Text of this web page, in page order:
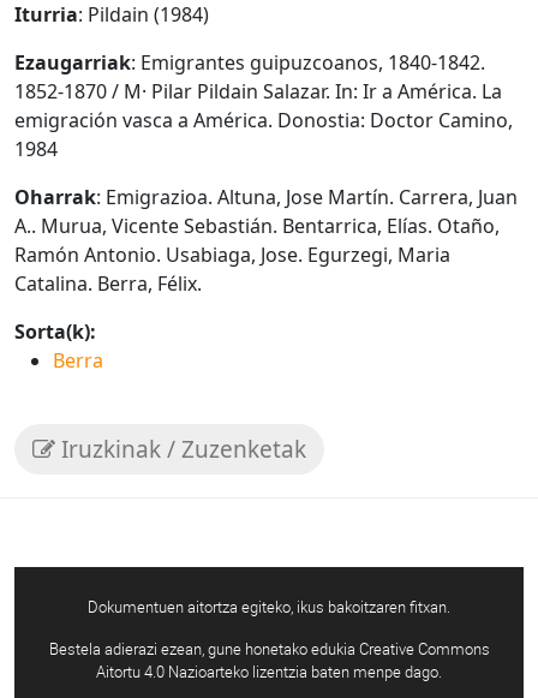
Iturria: Pildain (1984)
Ezaugarriak: Emigrantes guipuzcoanos, 1840-1842.
1852-1870 / M· Pilar Pildain Salazar. In: Ir a América. La
emigración vasca a América. Donostia: Doctor Camino,
1984
Oharrak: Emigrazioa. Altuna, Jose Martín. Carrera, Juan
A.. Murua, Vicente Sebastián. Bentarrica, Elías. Otaño,
Ramón Antonio. Usabiaga, Jose. Egurzegi, Maria
Catalina. Berra, Félix.
Sorta(k):
Berra
Iruzkinak / Zuzenketak
Dokumentuen aitortza egiteko, ikus bakoitzaren fitxan.
Bestela adierazi ezean, gune honetako edukia Creative Commons
Aitortu 4.0 Nazioarteko lizentzia baten menpe dago.